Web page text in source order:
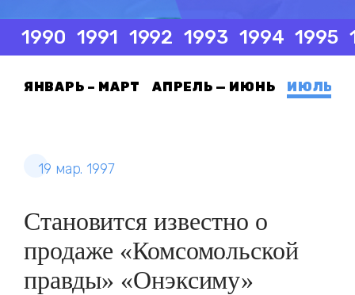
1990 1991 1992 1993 1994 1995
ЯНВАРЬ – МАРТ АПРЕЛЬ — ИЮНЬ ИЮЛЬ —
19 мар. 1997
Становится известно о
продаже «Комсомольской
правды» «Онэксиму»